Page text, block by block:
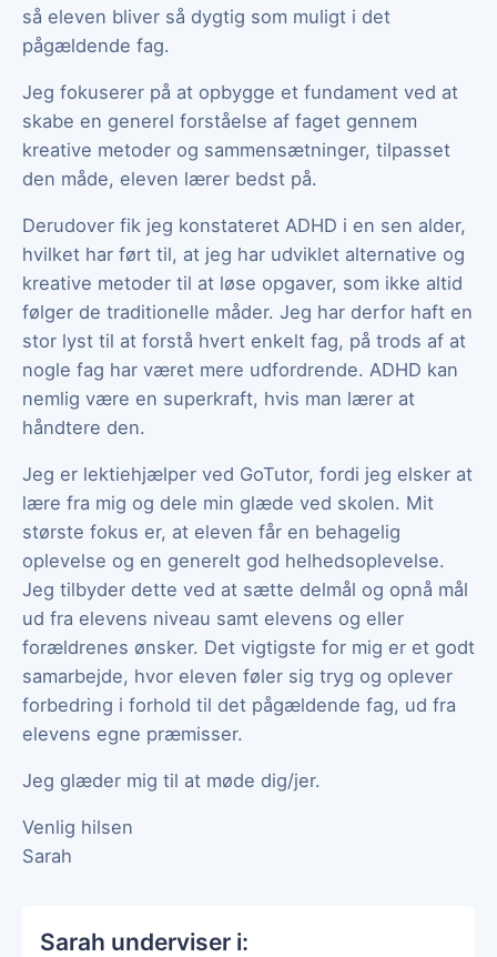
så eleven bliver så dygtig som muligt i det
pågældende fag.
Jeg fokuserer på at opbygge et fundament ved at
skabe en generel forståelse af faget gennem
kreative metoder og sammensætninger, tilpasset
den måde, eleven lærer bedst på.
Derudover fik jeg konstateret ADHD i en sen alder,
hvilket har ført til, at jeg har udviklet alternative og
kreative metoder til at løse opgaver, som ikke altid
følger de traditionelle måder. Jeg har derfor haft en
stor lyst til at forstå hvert enkelt fag, på trods af at
nogle fag har været mere udfordrende. ADHD kan
nemlig være en superkraft, hvis man lærer at
håndtere den.
Jeg er lektiehjælper ved GoTutor, fordi jeg elsker at
lære fra mig og dele min glæde ved skolen. Mit
største fokus er, at eleven får en behagelig
oplevelse og en generelt god helhedsoplevelse.
Jeg tilbyder dette ved at sætte delmål og opnå mål
ud fra elevens niveau samt elevens og eller
forældrenes ønsker. Det vigtigste for mig er et godt
samarbejde, hvor eleven føler sig tryg og oplever
forbedring i forhold til det pågældende fag, ud fra
elevens egne præmisser.
Jeg glæder mig til at møde dig/jer.
Venlig hilsen
Sarah
Sarah underviser i: